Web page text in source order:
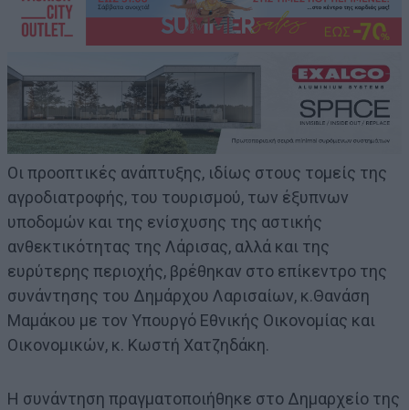
Οι προοπτικές ανάπτυξης, ιδίως στους τομείς της
αγροδιατροφής, του τουρισμού, των έξυπνων
υποδομών και της ενίσχυσης της αστικής
ανθεκτικότητας της Λάρισας, αλλά και της
ευρύτερης περιοχής, βρέθηκαν στο επίκεντρο της
συνάντησης του Δημάρχου Λαρισαίων, κ.Θανάση
Μαμάκου με τον Υπουργό Εθνικής Οικονομίας και
Οικονομικών, κ. Κωστή Χατζηδάκη.
Η συνάντηση πραγματοποιήθηκε στο Δημαρχείο της